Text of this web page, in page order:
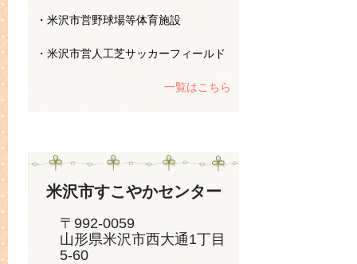
・米沢市営野球場等体育施設
・米沢市営人工芝サッカーフィールド
一覧はこちら
米沢市すこやかセンター
〒992-0059
山形県米沢市西大通1丁目
5-60